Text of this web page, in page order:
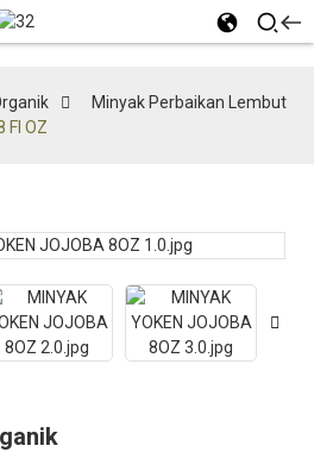
Minyak Perbaikan Lembut
Fl OZ